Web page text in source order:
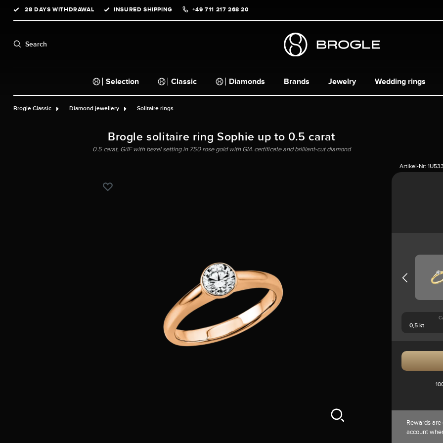
Skip to main navigation
28 DAYS WITHDRAWAL INSURED SHIPPING +49 711 217 268 20
Search
Selection Classic Diamonds Brands Jewelry Wedding rings
Brogle Classic Diamond jewellery Solitaire rings
Brogle solitaire ring Sophie up to 0.5 carat
0.5 carat, G/IF with bezel setting in 750 rose gold with GIA certificate and brilliant-cut diamond
Artikel-Nr:
Rewards
account